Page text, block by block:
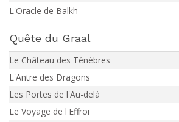
L'Oracle de Balkh
Quête du Graal
Le Château des Ténèbres
L'Antre des Dragons
Les Portes de l'Au-delà
Le Voyage de l'Effroi